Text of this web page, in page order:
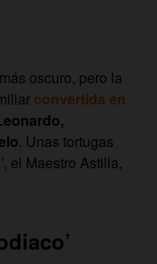
oscuro, pero la
convertida en
. Unas tortugas
el Maestro Astilla,